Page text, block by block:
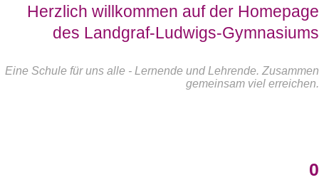
Herzlich willkommen auf der Homepage
des Landgraf-Ludwigs-Gymnasiums
Eine Schule für uns alle - Lernende und Lehrende. Zusammen
gemeinsam viel erreichen.
0